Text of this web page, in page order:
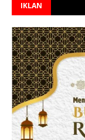
IKLAN